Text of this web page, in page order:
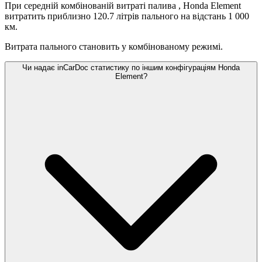
При середній комбінованій витраті палива , Honda Element
витратить приблизно 120.7 літрів пального на відстань 1 000
км.
Витрата пального становить у комбінованому режимі.
Чи надає inCarDoc статистику по іншим конфігураціям Honda
Element?